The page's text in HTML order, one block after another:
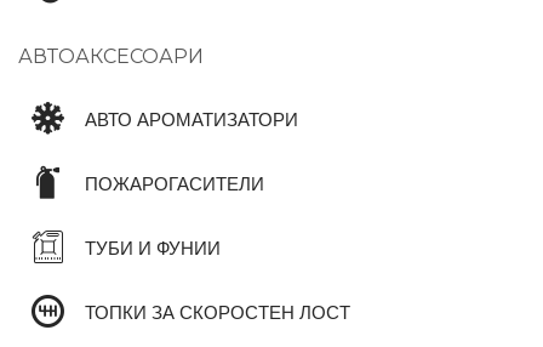
АВТОАКСЕСОАРИ
АВТО АРОМАТИЗАТОРИ
ПОЖАРОГАСИТЕЛИ
ТУБИ И ФУНИИ
ТОПКИ ЗА СКОРОСТЕН ЛОСТ